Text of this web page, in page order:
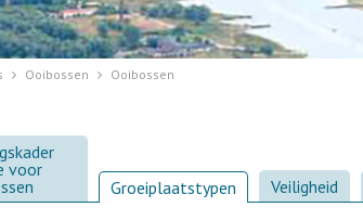
Ooibossen Ooibossen
voor
Groeiplaatstypen Veiligheid